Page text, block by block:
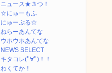
ニュース★３つ！
☆にゅーもふ
にゅーぷる☆
ねらーあんてな
ウホウホあんてな
NEWS SELECT
キタコレ(ﾟ∀ﾟ)！！
わくてか！